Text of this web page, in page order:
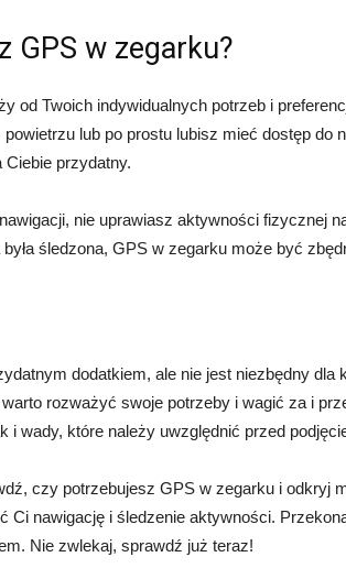
GPS w zegarku?
od Twoich indywidualnych potrzeb i
lub po prostu lubisz mieć dostęp do
przydatny.
nie uprawiasz aktywności fizycznej
śledzona, GPS w zegarku może być
dodatkiem, ale nie jest niezbędny dla
rozważyć swoje potrzeby i wagić za i
i wady, które należy uwzględnić przed
czy potrzebujesz GPS w zegarku i odkryj
Ci nawigację i śledzenie aktywności.
Nie zwlekaj, sprawdź już teraz!